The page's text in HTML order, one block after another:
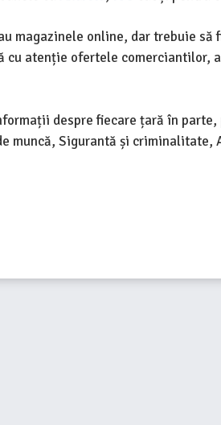
magazinele online, dar trebuie
cu atenție ofertele
despre fiecare țară în
muncă, Sigurantă și